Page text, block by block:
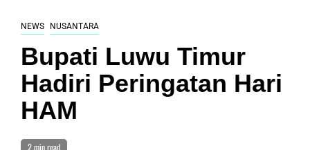
NEWS NUSANTARA
Bupati Luwu Timur
Hadiri Peringatan Hari
HAM
2 min read